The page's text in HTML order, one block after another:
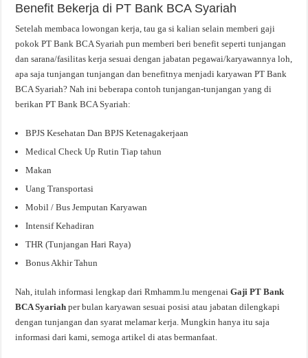
Benefit Bekerja di PT Bank BCA Syariah
Setelah membaca lowongan kerja, tau ga si kalian selain memberi gaji
pokok PT Bank BCA Syariah pun memberi beri benefit seperti tunjangan
dan sarana/fasilitas kerja sesuai dengan jabatan pegawai/karyawannya loh,
apa saja tunjangan tunjangan dan benefitnya menjadi karyawan PT Bank
BCA Syariah? Nah ini beberapa contoh tunjangan-tunjangan yang di
berikan PT Bank BCA Syariah:
BPJS Kesehatan Dan BPJS Ketenagakerjaan
Medical Check Up Rutin Tiap tahun
Makan
Uang Transportasi
Mobil / Bus Jemputan Karyawan
Intensif Kehadiran
THR (Tunjangan Hari Raya)
Bonus Akhir Tahun
Nah, itulah informasi lengkap dari Rmhamm.lu mengenaiGaji PT Bank
BCA Syariahper bulan karyawan sesuai posisi atau jabatan dilengkapi
dengan tunjangan dan syarat melamar kerja. Mungkin hanya itu saja
informasi dari kami, semoga artikel di atas bermanfaat.